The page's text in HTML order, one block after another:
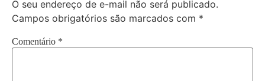
O seu endereço de e-mail não será publicado.
Campos obrigatórios são marcados com *
Comentário *